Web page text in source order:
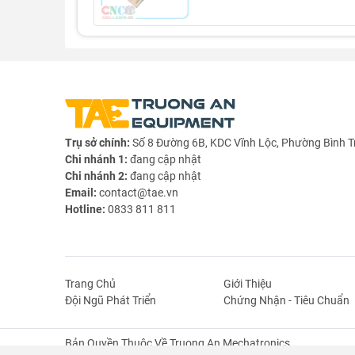
1.66
Lưu ý:
TP4056 có bảo vệ ngược cực tính đầu vào
làm hỏng IC, vì vậy hay chắc chắn là Pin
Dây nối với bộ sạc pin không nên quá nhỏ
Nếu điện áp đầu vào >5V, ví dụ 5.2V hoặc
thường. Khi điện áp đầu vào tăng, IC sẽ
việc bình thường
Lưu ý : Không được cấp nguồn ngược cực
Trụ sở chính: Số 8 Đường 6B, KDC Vĩnh Lộc, Phường Bình
Chi nhánh 1: đang cập nhật
Chi nhánh 2: đang cập nhật
Email: contact@tae.vn
Hotline: 0833 811 811
Trang Chủ Giới Thiệu
Đội Ngũ Phát Triển
Chứng Nhận - Tiêu Chuẩn
Bản Quyền Thuộc Về Truong An Mechatronics.